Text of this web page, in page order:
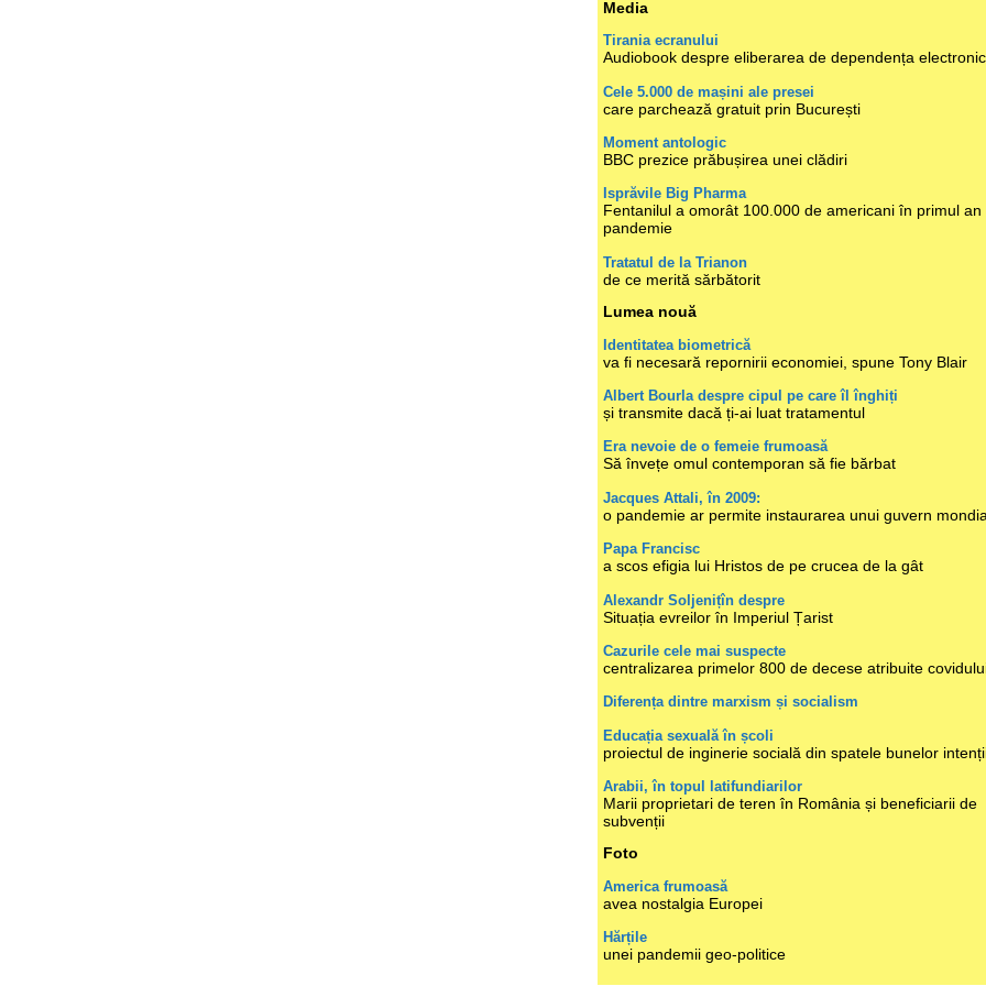
Media
Tirania ecranului
Audiobook despre eliberarea de dependența
Cele 5.000 de mașini ale presei
care parchează gratuit prin București
Moment antologic
BBC prezice prăbușirea unei clădiri
Isprăvile Big Pharma
Fentanilul a omorât 100.000 de americani în primul an
pandemie
Tratatul de la Trianon
de ce merită sărbătorit
Lumea nouă
Identitatea biometrică
va fi necesară repornirii economiei, spune Tony Blair
Albert Bourla despre cipul pe care îl înghiți
și transmite dacă ți-ai luat tratamentul
Era nevoie de o femeie frumoasă
Să învețe omul contemporan să fie bărbat
Jacques Attali, în 2009:
o pandemie ar permite instaurarea unui guvern
Papa Francisc
a scos efigia lui Hristos de pe crucea de la gât
Alexandr Soljenițîn despre
Situația evreilor în Imperiul Țarist
Cazurile cele mai suspecte
centralizarea primelor 800 de decese atribuite
Diferența dintre marxism și socialism
Educația sexuală în școli
proiectul de inginerie socială din spatele bunelor
Arabii, în topul latifundiarilor
Marii proprietari de teren în România și beneficiarii de
subvenții
Foto
America frumoasă
avea nostalgia Europei
Hărțile
unei pandemii geo-politice